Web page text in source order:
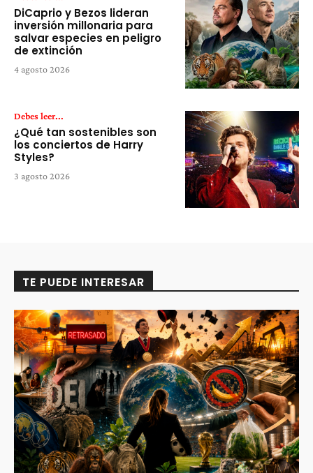
DiCaprio y Bezos lideran
inversión millonaria para
salvar especies en peligro
de extinción
4 agosto 2026
Debes leer...
¿Qué tan sostenibles son
los conciertos de Harry
Styles?
3 agosto 2026
TE PUEDE INTERESAR